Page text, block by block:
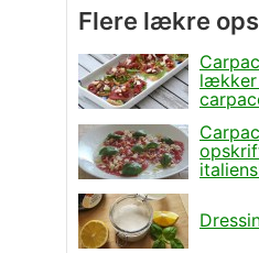
Flere lækre
lækker